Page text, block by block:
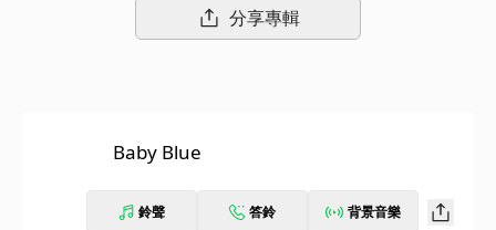
分享專輯
Baby Blue
鈴聲 答鈴 背景音樂